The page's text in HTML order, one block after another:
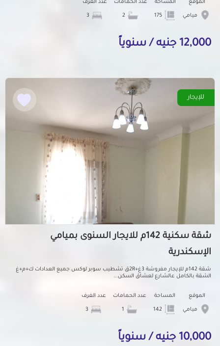
الموقع
ميامي
المساحة عدد الحمامات عدد الغرف
12,000 جنيه / سنوياً
للإيجار
شقة سكنية 142م للايجار السنوى بميامي
الإسكندرية
شقة 142م للإيجار مفروشة 3غ+2Rق تشطيب سوبر لوكس جميع العدادات ك+م+غ
الشقة بالكامل عالشارع لعشاق السكن...
الموقع
ميامي
المساحة عدد الحمامات عدد الغرف
10,000 جنيه / سنوياً